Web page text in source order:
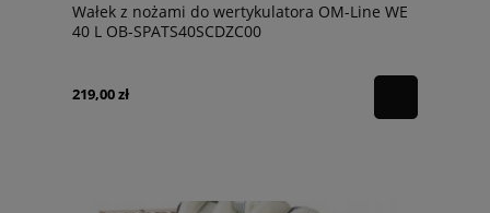
Wałek z nożami do wertykulatora OM-Line WE
40 L OB-SPATS40SCDZC00
219,00 zł